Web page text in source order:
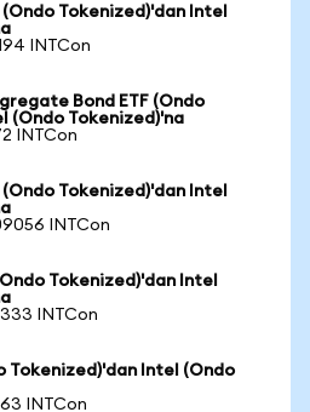
Tokenized)'dan Intel
INTCon
Bond ETF (Ondo
(Ondo Tokenized)'na
INTCon
Tokenized)'dan Intel
INTCon
Tokenized)'dan Intel
INTCon
Tokenized)'dan Intel (Ondo
INTCon